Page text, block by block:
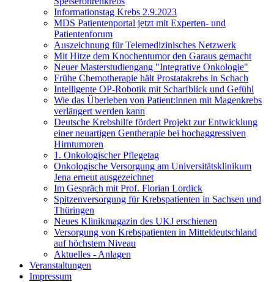
Informationstag Krebs 2.9.2023
MDS Patientenportal jetzt mit Experten- und
Patientenforum
Auszeichnung für Telemedizinisches Netzwerk
Mit Hitze dem Knochentumor den Garaus gemacht
Neuer Masterstudiengang "Integrative Onkologie"
Frühe Chemotherapie hält Prostatakrebs in Schach
Intelligente OP-Robotik mit Scharfblick und Gefühl
Wie das Überleben von Patient:innen mit Magenkrebs
verlängert werden kann
Deutsche Krebshilfe fördert Projekt zur Entwicklung
einer neuartigen Gentherapie bei hochaggressiven
Hirntumoren
1. Onkologischer Pflegetag
Onkologische Versorgung am Universitätsklinikum
Jena erneut ausgezeichnet
Im Gespräch mit Prof. Florian Lordick
Spitzenversorgung für Krebspatienten in Sachsen und
Thüringen
Neues Klinikmagazin des UKJ erschienen
Versorgung von Krebspatienten in Mitteldeutschland
auf höchstem Niveau
Aktuelles - Anlagen
Veranstaltungen
Impressum